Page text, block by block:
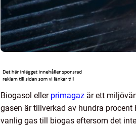
Biogasol eller primagaz är ett
gasen är tillverkad av hundra
vanlig gas till biogas eftersom det